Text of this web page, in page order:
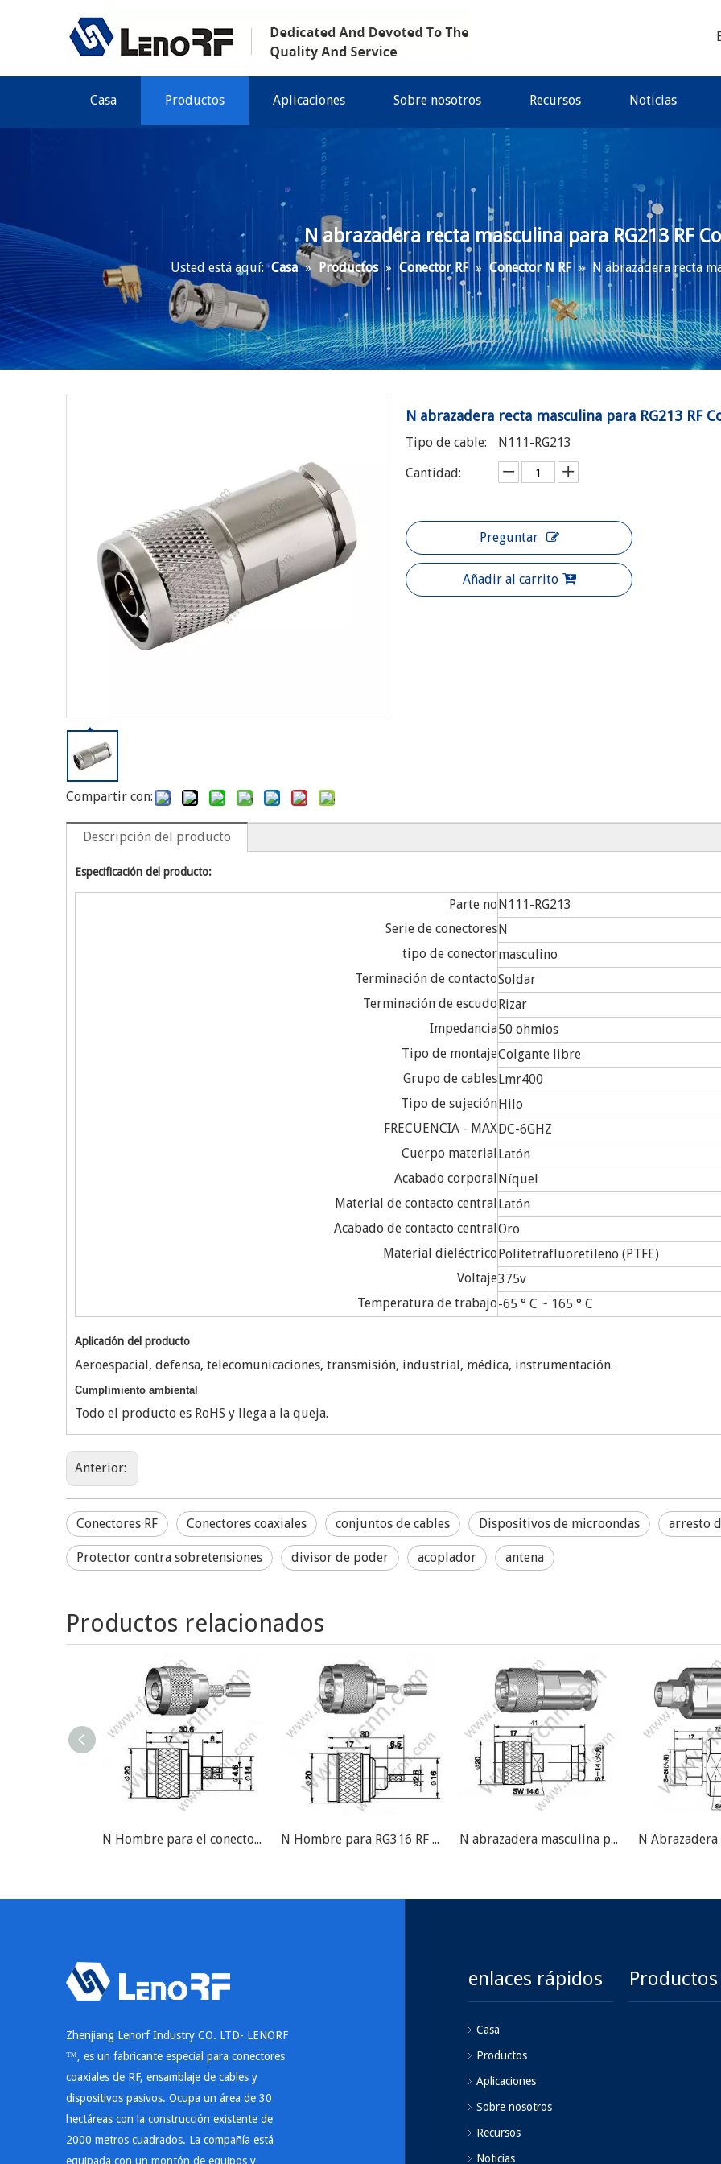
Casa Productos Aplicaciones Sobre nosotros Recursos Noticias
N abrazadera recta masculina para RG213 RF
Usted está aquí: Casa » Productos » Conector RF » Conector N RF » N abrazadera recta
Compartir con:
N abrazadera recta masculina para RG213 RF
Tipo de cable:
N111-RG213
Cantidad:
Preguntar
Añadir al carrito
Descripción del producto
Especificación del producto:
Parte noN111-RG213
Serie de conectoresN
tipo de conectormasculino
Terminación de contactoSoldar
Terminación de escudoRizar
Impedancia50 ohmios
Tipo de montajeColgante libre
Grupo de cablesLmr400
Tipo de sujeciónHilo
FRECUENCIA - MAXDC-6GHZ
Cuerpo materialLatón
Acabado corporalNíquel
Material de contacto centralLatón
Acabado de contacto centralOro
Material dieléctricoPolitetrafluoretileno (PTFE)
Voltaje375v
Temperatura de trabajo-65 ° C ~ 165 ° C
Aplicación del producto
Aeroespacial, defensa, telecomunicaciones, transmisión, industrial, médica, instrumentación.
Cumplimiento ambiental
Todo el producto es RoHS y llega a la queja.
Anterior:
Conectores RF Conectores coaxiales conjuntos de cables Dispositivos de microondas arresto
Protector contra sobretensiones divisor de poder acoplador antena
Productos relacionados
N Hombre para el conector LMR200 RF N Hombre para RG316 RF Conector N abrazadera masculina para el conector RG58 RF
Zhenjiang Lenorf Industry CO. LTD- LENORF
™, es un fabricante especial para conectores
coaxiales de RF, ensamblaje de cables y
dispositivos pasivos. Ocupa un área de 30
hectáreas con la construcción existente de
2000 metros cuadrados. La compañía está
equipada con un montón de equipos y
enlaces rápidos
Casa
Productos
Aplicaciones
Sobre nosotros
Recursos
Noticias
Productos